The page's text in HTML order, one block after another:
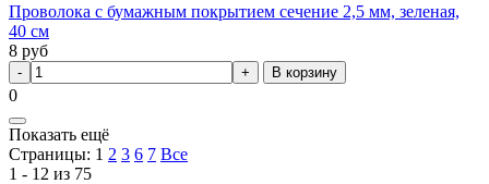
Проволока с бумажным покрытием сечение 2,5 мм, зеленая,
40 см
8 руб
В корзину
0
Показать ещё
Страницы: 1 2 3 6 7 Все
1 - 12 из 75